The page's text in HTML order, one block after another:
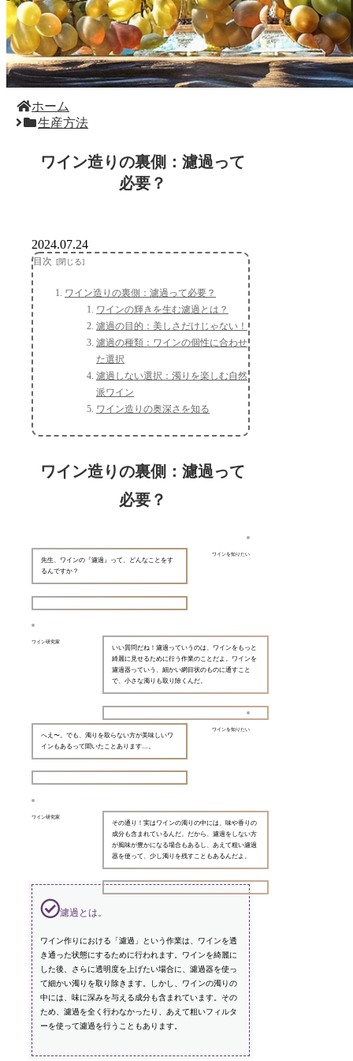
ホーム
生産方法
ワイン造りの裏側：濾過って
必要？
2024.07.24
目次
ワイン造りの裏側：濾過って必要？
ワインの輝きを生む濾過とは？
濾過の目的：美しさだけじゃない！
濾過の種類：ワインの個性に合わせ
た選択
濾過しない選択：濁りを楽しむ自然
派ワイン
ワイン造りの奥深さを知る
ワイン造りの裏側：濾過って
必要？
ワインを知りたい
先生、ワインの『濾過』って、どんなことをす
るんですか？
ワイン研究家
いい質問だね！濾過っていうのは、ワインをもっと
綺麗に見せるために行う作業のことだよ。ワインを
濾過器っていう、細かい網目状のものに通すこと
で、小さな濁りも取り除くんだ。
ワインを知りたい
へえ〜。でも、濁りを取らない方が美味しいワ
インもあるって聞いたことあります…。
ワイン研究家
その通り！実はワインの濁りの中には、味や香りの
成分も含まれているんだ。だから、濾過をしない方
が風味が豊かになる場合もあるし、あえて粗い濾過
器を使って、少し濁りを残すこともあるんだよ。
濾過とは。
ワイン作りにおける「濾過」という作業は、ワインを透
き通った状態にするために行われます。ワインを綺麗に
した後、さらに透明度を上げたい場合に、濾過器を使っ
て細かい濁りを取り除きます。しかし、ワインの濁りの
中には、味に深みを与える成分も含まれています。その
ため、濾過を全く行わなかったり、あえて粗いフィルタ
ーを使って濾過を行うこともあります。